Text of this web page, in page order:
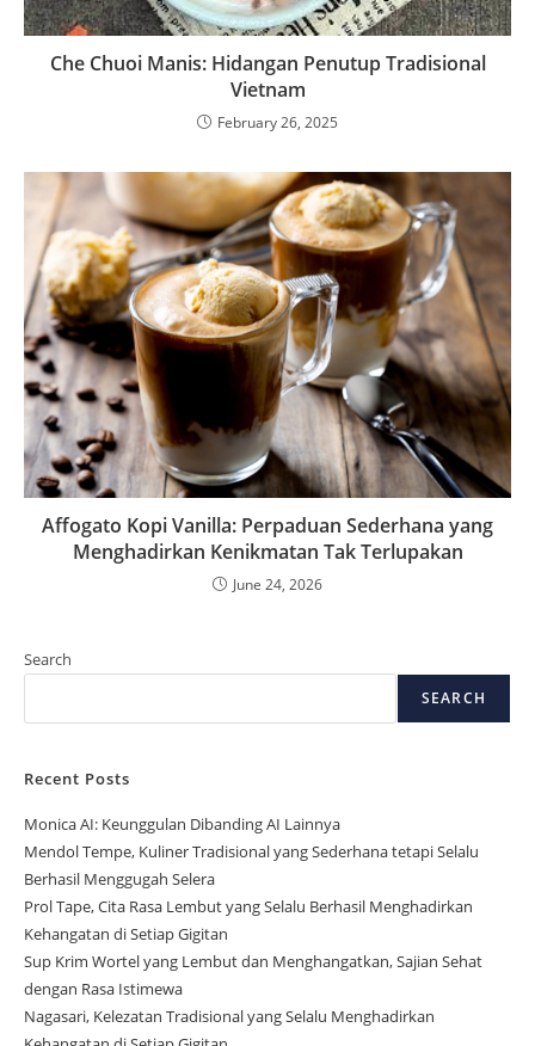
Che Chuoi Manis: Hidangan Penutup Tradisional
Vietnam
February 26, 2025
Affogato Kopi Vanilla: Perpaduan Sederhana yang
Menghadirkan Kenikmatan Tak Terlupakan
June 24, 2026
Search
SEARCH
Recent Posts
Monica AI: Keunggulan Dibanding AI Lainnya
Mendol Tempe, Kuliner Tradisional yang Sederhana tetapi Selalu
Berhasil Menggugah Selera
Prol Tape, Cita Rasa Lembut yang Selalu Berhasil Menghadirkan
Kehangatan di Setiap Gigitan
Sup Krim Wortel yang Lembut dan Menghangatkan, Sajian Sehat
dengan Rasa Istimewa
Nagasari, Kelezatan Tradisional yang Selalu Menghadirkan